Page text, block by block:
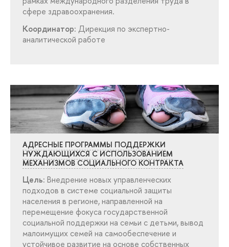
сфере здравоохранения.
Координатор: Дирекция по экспертно-
аналитической работе
АДРЕСНЫЕ ПРОГРАММЫ ПОДДЕРЖКИ
НУЖДАЮЩИХСЯ С ИСПОЛЬЗОВАНИЕМ
МЕХАНИЗМОВ СОЦИАЛЬНОГО КОНТРАКТА
Цель: недрение новых управленческих
подходов в системе социальной защиты
населения в регионе, направленной на
перемещение фокуса государственной
социальной поддержки на семьи с детьми, вывод
малоимущих семей на самообеспечение и
устойчивое развитие на основе собственных